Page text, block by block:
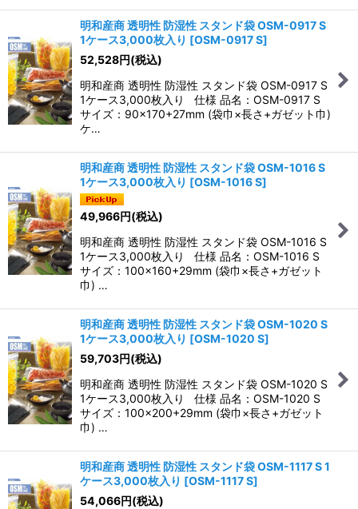
明和産商 透明性 防湿性 スタンド袋 OSM-0917 S
1ケース3,000枚入り [OSM-0917 S]
52,528円(税込)
明和産商 透明性 防湿性 スタンド袋 OSM-0917 S
1ケース3,000枚入り 仕様 品名：OSM-0917 S
サイズ：90×170+27mm (袋巾×長さ+ガゼット巾)
ケ…
明和産商 透明性 防湿性 スタンド袋 OSM-1016 S
1ケース3,000枚入り [OSM-1016 S]
49,966円(税込)
明和産商 透明性 防湿性 スタンド袋 OSM-1016 S
1ケース3,000枚入り 仕様 品名：OSM-1016 S
サイズ：100×160+29mm (袋巾×長さ+ガゼット
巾) …
明和産商 透明性 防湿性 スタンド袋 OSM-1020 S
1ケース3,000枚入り [OSM-1020 S]
59,703円(税込)
明和産商 透明性 防湿性 スタンド袋 OSM-1020 S
1ケース3,000枚入り 仕様 品名：OSM-1020 S
サイズ：100×200+29mm (袋巾×長さ+ガゼット
巾) …
明和産商 透明性 防湿性 スタンド袋 OSM-1117 S 1
ケース3,000枚入り [OSM-1117 S]
54,066円(税込)